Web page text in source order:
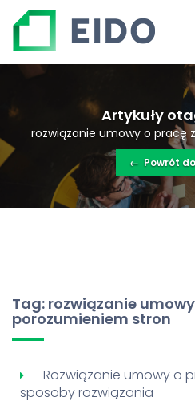
Artykuły
rozwiązanie umowy o pracę
← Powrót
Tag: rozwiązanie
porozumieniem stron
Rozwiązanie umowy o
sposoby rozwiązania